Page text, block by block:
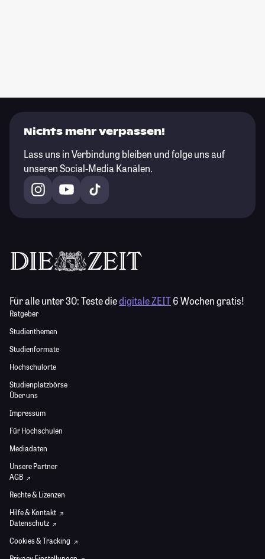
Nichts mehr verpassen!
Lass uns in Verbindung bleiben und folge uns auf
unseren Social-Media Kanälen.
Für alle unter 30:Teste diedigitale ZEIT6 Wochen gratis!
Ratgeber
Studienthemen
Studienformate
Hochschulorte
Studienplatzbörse
Über uns
Impressum
Für Hochschulen
Mediadaten
Unsere Partner
AGB
Rechte & Lizenzen
Hilfe & Kontakt
Datenschutz
Cookies & Tracking